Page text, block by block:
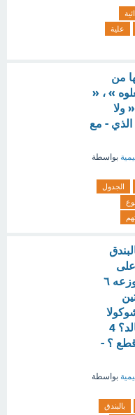
علية
من
» ، «
ولا
- مع
بواسطة
الجدول
أصدقائه فكان مجموع ما وزعه ٦
٤ قطع شوكولا
بالبندق فكم قطعة وزع خالد؟ 4
٦ قطع. 8قطع. ۱۲ قطع ؟ -
بواسطة
بالبندق